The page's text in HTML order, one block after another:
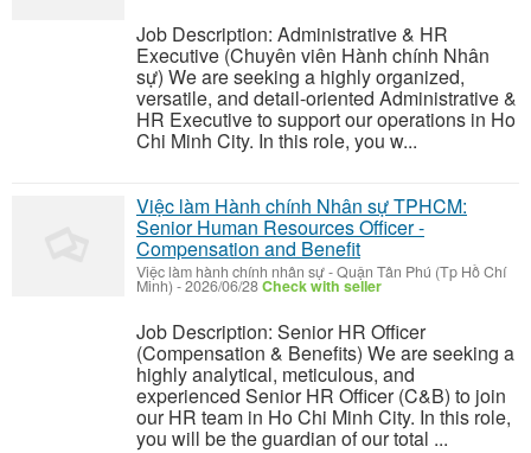
Job Description: Administrative & HR
Executive (Chuyên viên Hành chính Nhân
sự) We are seeking a highly organized,
versatile, and detail-oriented Administrative &
HR Executive to support our operations in Ho
Chi Minh City. In this role, you w...
Việc làm Hành chính Nhân sự TPHCM:
Senior Human Resources Officer -
Compensation and Benefit
Việc làm hành chính nhân sự-Quận Tân Phú (Tp Hồ Chí
Minh) -2026/06/28Check with seller
Job Description: Senior HR Officer
(Compensation & Benefits) We are seeking a
highly analytical, meticulous, and
experienced Senior HR Officer (C&B) to join
our HR team in Ho Chi Minh City. In this role,
you will be the guardian of our total ...